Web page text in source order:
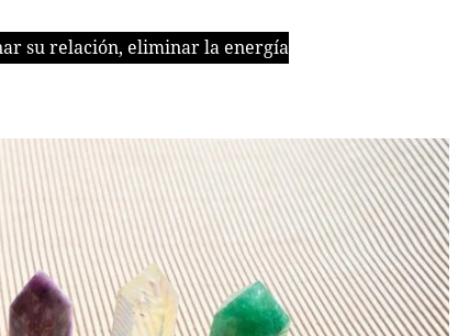
su relación, eliminar la energía